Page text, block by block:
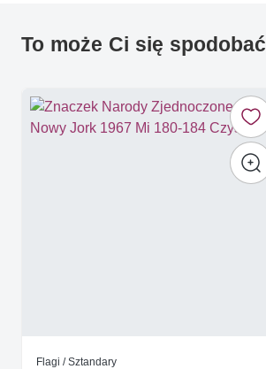
To może Ci się spodobać
Flagi / Sztandary